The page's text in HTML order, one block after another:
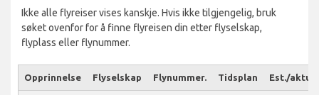
Ikke alle flyreiser vises kanskje. Hvis ikke tilgjengelig, bruk
søket ovenfor for å finne flyreisen din etter flyselskap,
flyplass eller flynummer.
Opprinnelse Flyselskap Flynummer. Tidsplan Est./